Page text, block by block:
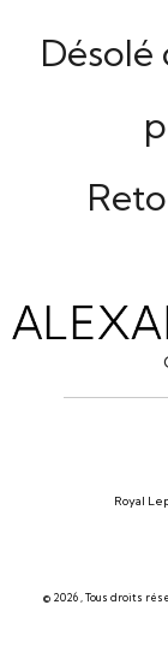
Royal
© 2026 , Tous droits